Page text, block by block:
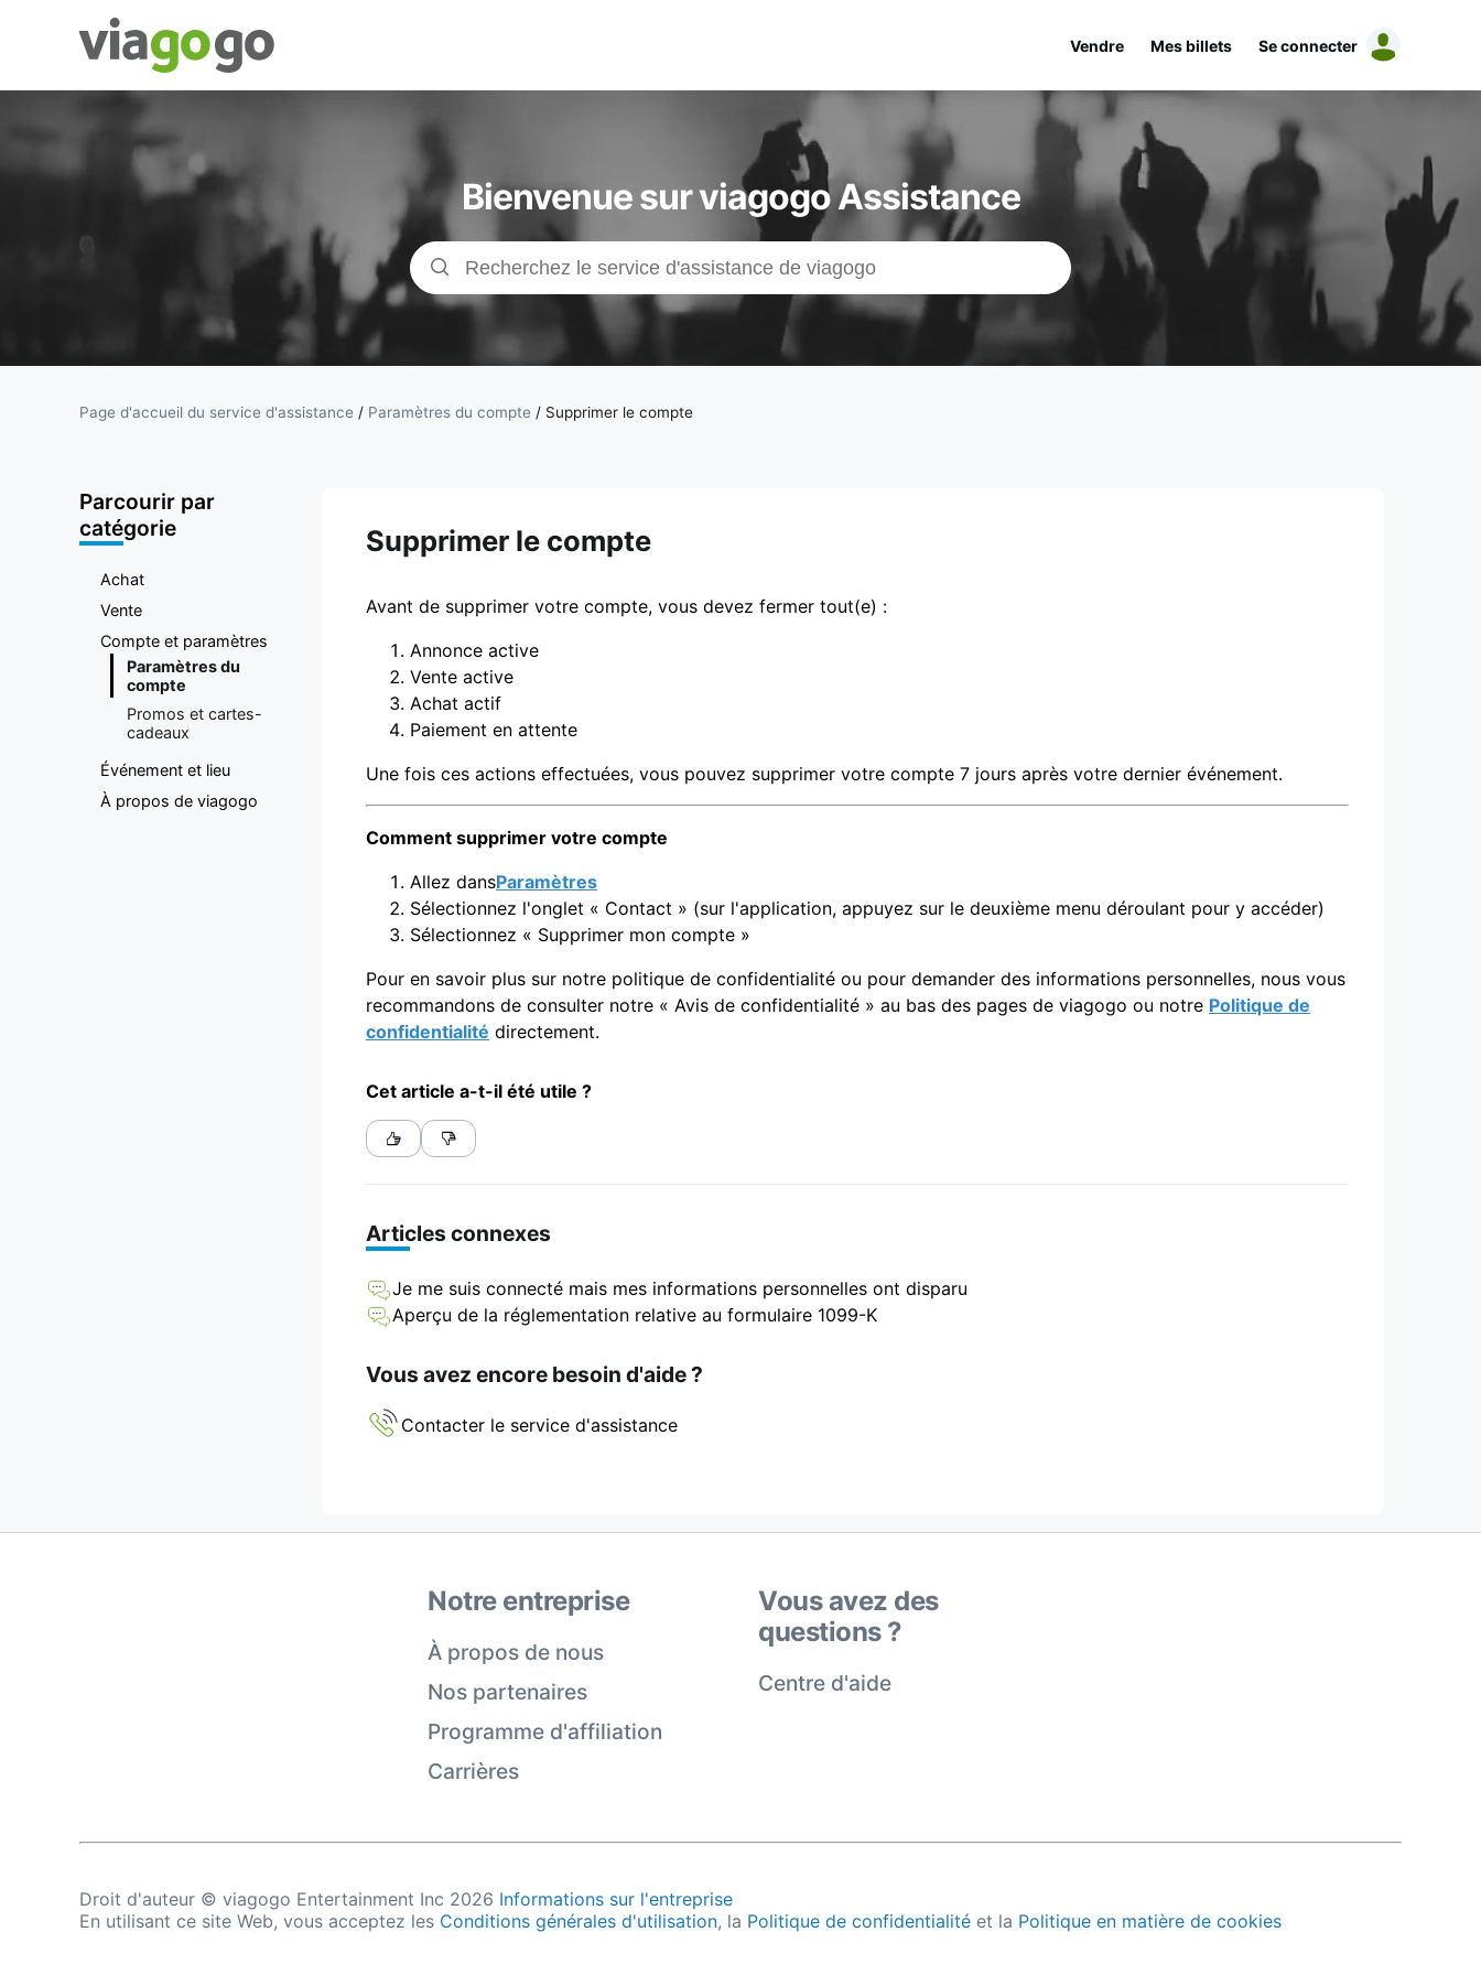
Billets -
Billet pour
concerts,
événements
sportifs et
théâtre |
plateforme
d'achat et
de vente de
billets
Vendre Mes billets Se connecter
Bienvenue sur viagogo Assistance
Page d'accueil du service d'assistance / Paramètres du compte / Supprimer le compte
Parcourir par
catégorie
Achat
Vente
Compte et paramètres
Paramètres du
compte
Promos et cartes-
cadeaux
Événement et lieu
À propos de viagogo
Supprimer le compte
Avant de supprimer votre compte, vous devez fermer tout(e) :
Annonce active
Vente active
Achat actif
Paiement en attente
Une fois ces actions effectuées, vous pouvez supprimer votre compte 7 jours après votre dernier événement.
Comment supprimer votre compte
Allez dansParamètres
Sélectionnez l'onglet « Contact » (sur l'application, appuyez sur le deuxième menu déroulant pour y accéder)
Sélectionnez « Supprimer mon compte »
Pour en savoir plus sur notre politique de confidentialité ou pour demander des informations personnelles, nous vous
recommandons de consulter notre « Avis de confidentialité » au bas des pages de viagogo ou notre Politique de
confidentialité directement.
Cet article a-t-il été utile ?
Articles connexes
Je me suis connecté mais mes informations personnelles ont disparu
Aperçu de la réglementation relative au formulaire 1099-K
Vous avez encore besoin d'aide ?
Contacter le service d'assistance
Notre entreprise
À propos de nous
Nos partenaires
Programme d'affiliation
Carrières
Vous avez des
questions ?
Centre d'aide
Droit d'auteur © viagogo Entertainment Inc 2026 Informations sur l'entreprise
En utilisant ce site Web, vous acceptez les Conditions générales d'utilisation, la Politique de confidentialité et la Politique en matière de cookies